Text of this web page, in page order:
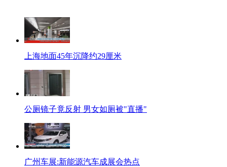
上海地面45年沉降约29厘米
公厕镜子竟反射 男女如厕被"直播"
广州车展:新能源汽车成展会热点